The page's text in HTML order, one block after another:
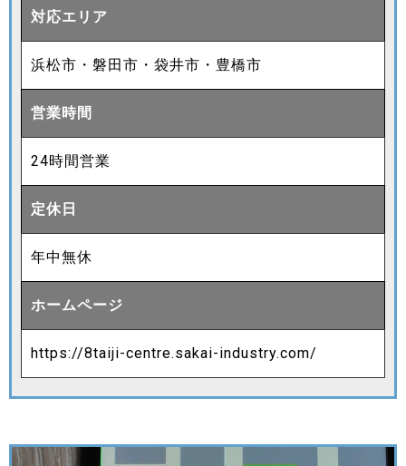
対応エリア
浜松市・磐田市・袋井市・豊橋市
営業時間
24時間営業
定休日
年中無休
ホームページ
https://8taiji-centre.sakai-industry.com/